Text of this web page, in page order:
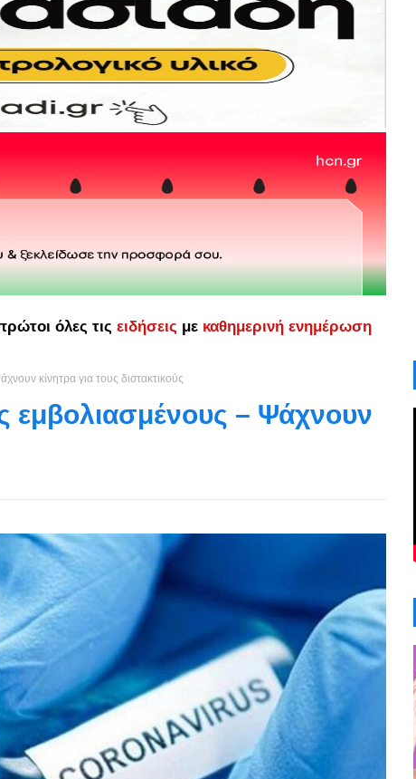
όλες τις ειδήσεις με καθημερινή ενημέρωση
κίνητρα για τους διστακτικούς
εμβολιασμένους – Ψάχνουν